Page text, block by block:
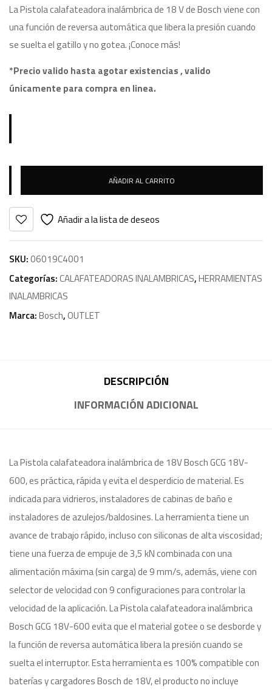
La Pistola calafateadora inalámbrica de 18 V de Bosch viene con
una función de reversa automática que libera la presión cuando
se suelta el gatillo y no gotea. ¡Conoce más!
*Precio valido hasta agotar existencias , valido
únicamente para compra en linea.
AÑADIR AL CARRITO
Añadir a la lista de deseos
SKU:06019C4001
Categorías:CALAFATEADORAS INALAMBRICAS,HERRAMIENTAS
INALAMBRICAS
Marca:Bosch,OUTLET
DESCRIPCIÓN
INFORMACIÓN ADICIONAL
La Pistola calafateadora inalámbrica de 18V Bosch GCG 18V-
600, es práctica, rápida y evita el desperdicio de material. Es
indicada para vidrieros, instaladores de cabinas de baño e
instaladores de azulejos/baldosines. La herramienta tiene un
avance de trabajo rápido, incluso con siliconas de alta viscosidad;
tiene una fuerza de empuje de 3,5 kN combinada con una
alimentación máxima (sin carga) de 9 mm/s, además, viene con
selector de velocidad con 9 configuraciones para controlar la
velocidad de la aplicación. La Pistola calafateadora inalámbrica
Bosch GCG 18V-600 evita que el material gotee o se desborde y
la función de reversa automática libera la presión cuando se
suelta el interruptor. Esta herramienta es 100% compatible con
baterías y cargadores Bosch de 18V, el producto no incluye